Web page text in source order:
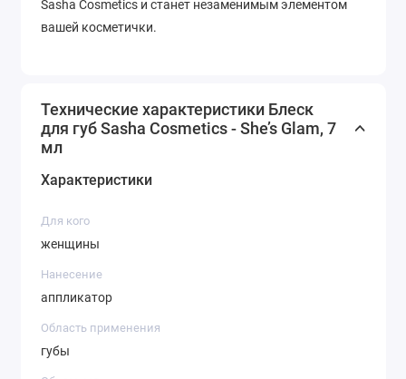
Sasha Cosmetics и станет незаменимым элементом
вашей косметички.
Технические характеристики Блеск
для губ Sasha Cosmetics - She’s Glam, 7
мл
Характеристики
Для кого
женщины
Нанесение
аппликатор
Область применения
губы